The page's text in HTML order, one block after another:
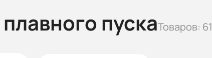
пускаТоваров: 61